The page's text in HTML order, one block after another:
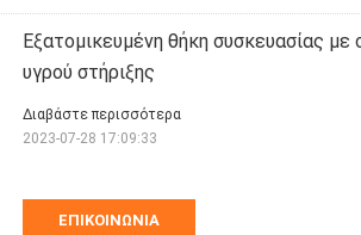
Εξατομικευμένη θήκη συσκευασίας
υγρού στήριξης
ΕΠΙΚΟΙΝΩΝΊΑ
Διαβάστε περισσότερα
2023-07-28 17:09:33